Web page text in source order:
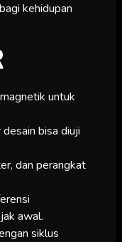
kehidupan
untuk
bisa diuji
dan perangkat
awal.
siklus